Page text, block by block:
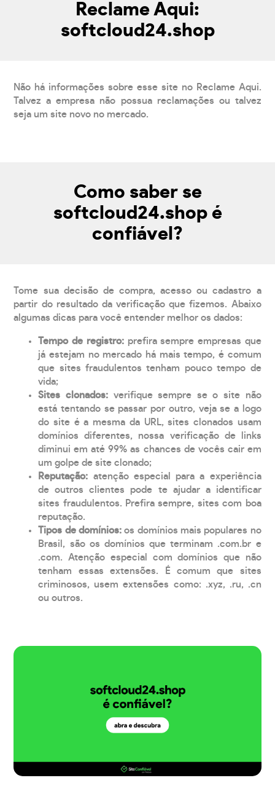
Reclame Aqui:
softcloud24.shop
Não há informações sobre esse site no Reclame Aqui.
Talvez a empresa não possua reclamações ou talvez
seja um site novo no mercado.
Como saber se
softcloud24.shop é
confiável?
Tome sua decisão de compra, acesso ou cadastro a
partir do resultado da verificação que fizemos. Abaixo
algumas dicas para você entender melhor os dados:
Tempo de registro: prefira sempre empresas que
já estejam no mercado há mais tempo, é comum
que sites fraudulentos tenham pouco tempo de
vida;
Sites clonados: verifique sempre se o site não
está tentando se passar por outro, veja se a logo
do site é a mesma da URL, sites clonados usam
domínios diferentes, nossa verificação de links
diminui em até 99% as chances de vocês cair em
um golpe de site clonado;
Reputação: atenção especial para a experiência
de outros clientes pode te ajudar a identificar
sites fraudulentos. Prefira sempre, sites com boa
reputação.
Tipos de domínios:os domínios mais populares no
Brasil, são os domínios que terminam .com.br e
.com. Atenção especial com domínios que não
tenham essas extensões. É comum que sites
criminosos, usem extensões como: .xyz, .ru, .cn
ou outros.